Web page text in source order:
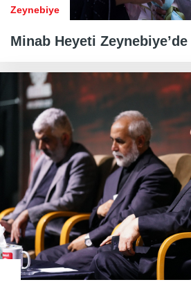
Zeynebiye
Minab Heyeti Zeynebiye’de